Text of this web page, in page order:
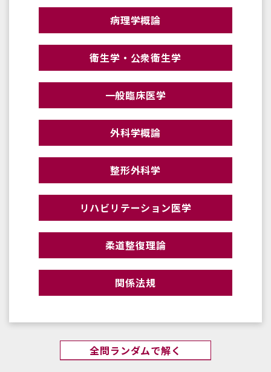
病理学概論
衛生学・公衆衛生学
一般臨床医学
外科学概論
整形外科学
リハビリテーション医学
柔道整復理論
関係法規
全問ランダムで解く